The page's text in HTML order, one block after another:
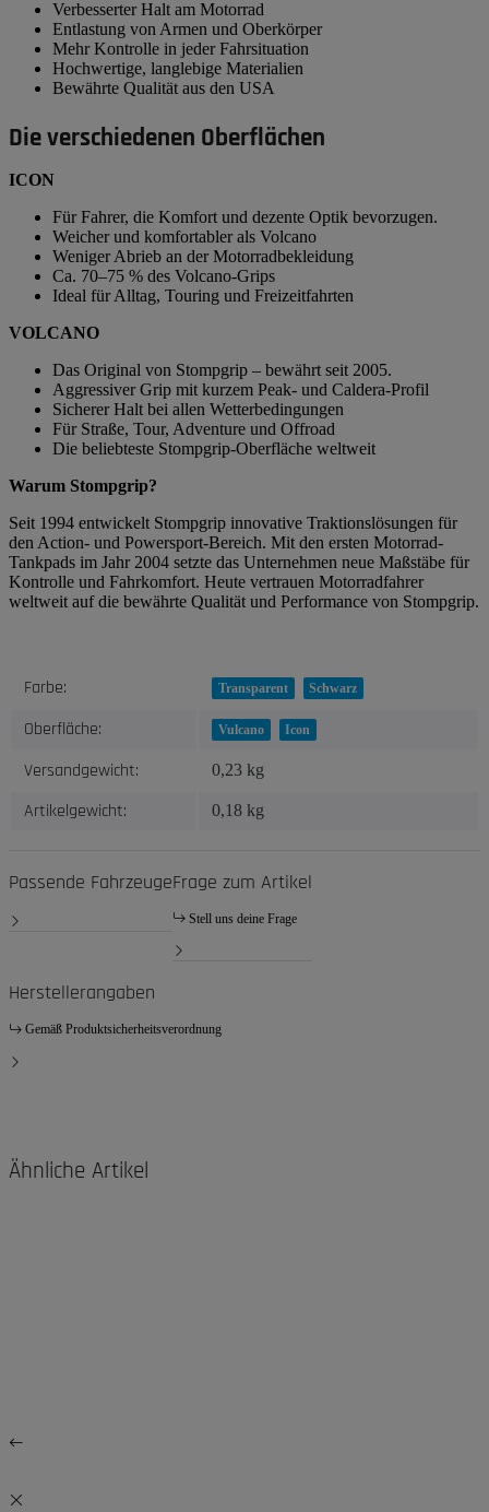
Verbesserter Halt am Motorrad
Entlastung von Armen und Oberkörper
Mehr Kontrolle in jeder Fahrsituation
Hochwertige, langlebige Materialien
Bewährte Qualität aus den USA
Die verschiedenen Oberflächen
ICON
Für Fahrer, die Komfort und dezente Optik bevorzugen.
Weicher und komfortabler als Volcano
Weniger Abrieb an der Motorradbekleidung
Ca. 70–75 % des Volcano-Grips
Ideal für Alltag, Touring und Freizeitfahrten
VOLCANO
Das Original von Stompgrip – bewährt seit 2005.
Aggressiver Grip mit kurzem Peak- und Caldera-Profil
Sicherer Halt bei allen Wetterbedingungen
Für Straße, Tour, Adventure und Offroad
Die beliebteste Stompgrip-Oberfläche weltweit
Warum Stompgrip?
Seit 1994 entwickelt Stompgrip innovative Traktionslösungen für
den Action- und Powersport-Bereich. Mit den ersten Motorrad-
Tankpads im Jahr 2004 setzte das Unternehmen neue Maßstäbe für
Kontrolle und Fahrkomfort. Heute vertrauen Motorradfahrer
weltweit auf die bewährte Qualität und Performance von Stompgrip.
Produkteigenschaft
Wert
Farbe: Transparent Schwarz
Oberfläche: Vulcano Icon
Versandgewicht: 0,23 kg
Artikelgewicht: 0,18 kg
Passende FahrzeugeFrage zum Artikel
Stell uns deine Frage
Herstellerangaben
Gemäß Produktsicherheitsverordnung
Ähnliche Artikel